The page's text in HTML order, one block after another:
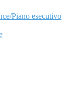
Piano esecutivo